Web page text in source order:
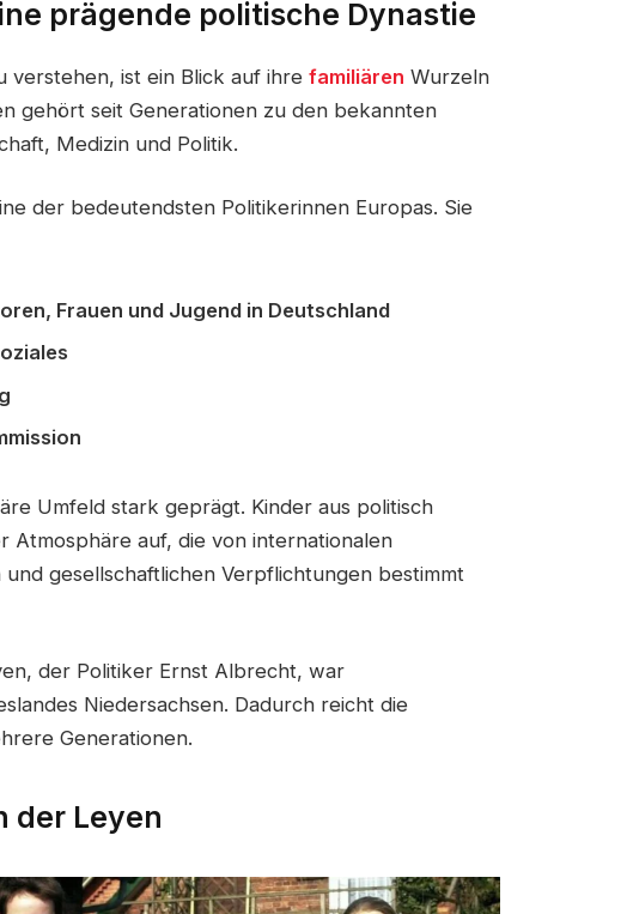
prägende politische Dynastie
verstehen, ist ein Blick auf ihre familiären Wurzeln
gehört seit Generationen zu den bekannten
Medizin und Politik.
der bedeutendsten Politikerinnen Europas. Sie
Frauen und Jugend in Deutschland
Umfeld stark geprägt. Kinder aus politisch
Atmosphäre auf, die von internationalen
gesellschaftlichen Verpflichtungen bestimmt
der Politiker Ernst Albrecht, war
Niedersachsen. Dadurch reicht die
Generationen.
der Leyen